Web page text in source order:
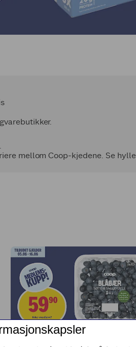
mellom Coop-kjedene. Se
MEDLEMSKUPP